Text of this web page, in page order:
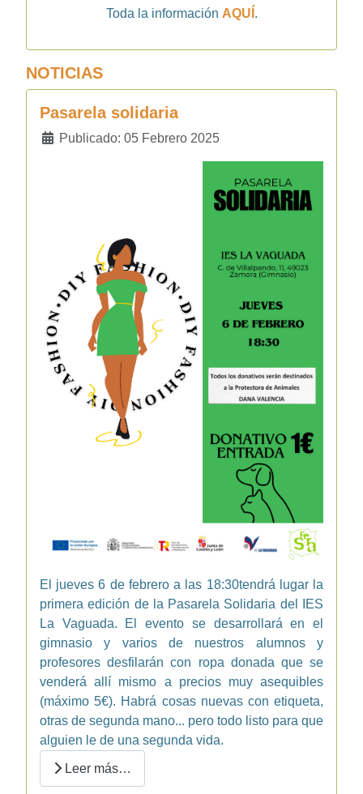
Toda la información AQUÍ .
NOTICIAS
Pasarela solidaria
Detalles
Publicado: 05 Febrero 2025
El jueves 6 de febrero a las 18:30tendrá lugar la
primera edición de la Pasarela Solidaria del IES
La Vaguada. El evento se desarrollará en el
gimnasio y varios de nuestros alumnos y
profesores desfilarán con ropa donada que se
venderá allí mismo a precios muy asequibles
(máximo 5€). Habrá cosas nuevas con etiqueta,
otras de segunda mano... pero todo listo para que
alguien le de una segunda vida.
Leer más…